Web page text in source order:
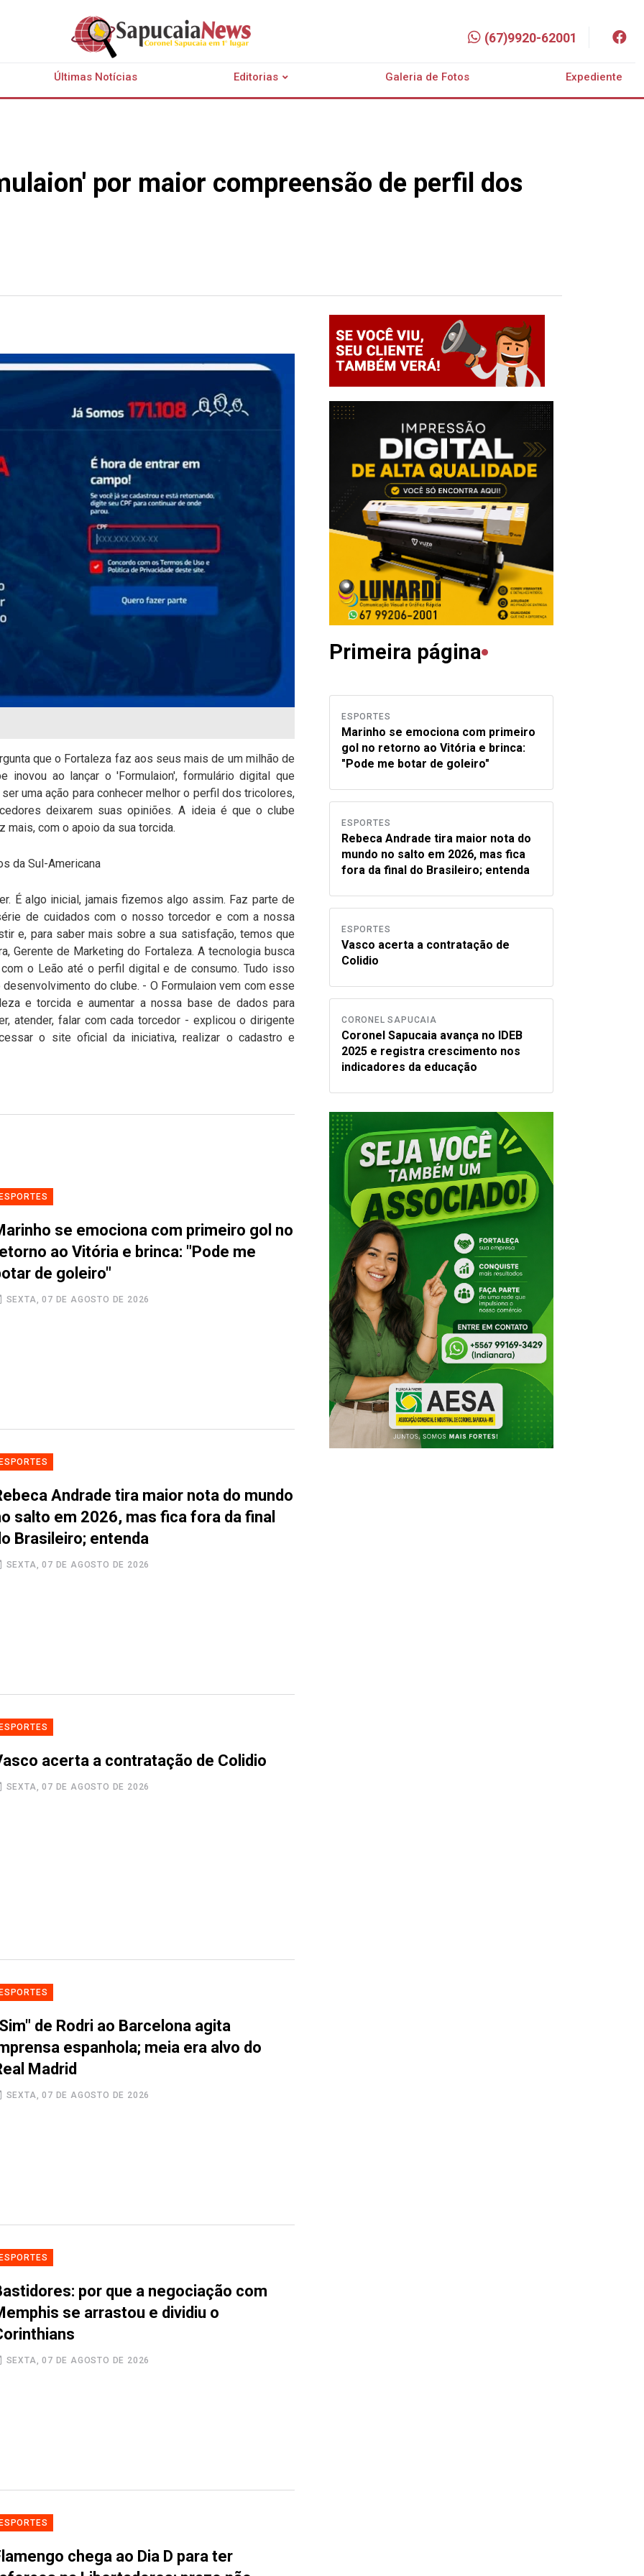
(67)9920-62001
Últimas Notícias Editorias Galeria de Fotos Expediente
por maior compreensão de perfil dos
que o Fortaleza faz aos seus mais de um milhão de
inovou ao lançar o 'Formulaion', formulário digital que
uma ação para conhecer melhor o perfil dos tricolores,
deixarem suas opiniões. A ideia é que o clube
mais, com o apoio da sua torcida.
da Sul-Americana
É algo inicial, jamais fizemos algo assim. Faz parte de
de cuidados com o nosso torcedor e com a nossa
e, para saber mais sobre a sua satisfação, temos que
Gerente de Marketing do Fortaleza. A tecnologia busca
o Leão até o perfil digital e de consumo. Tudo isso
do clube. - O Formulaion vem com esse
e torcida e aumentar a nossa base de dados para
atender, falar com cada torcedor - explicou o dirigente
o site oficial da iniciativa, realizar o cadastro e
se emociona com primeiro gol no
ao Vitória e brinca: "Pode me
de goleiro"
SEXTA, 07 DE AGOSTO DE 2026
Andrade tira maior nota do mundo
salto em 2026, mas fica fora da final
Brasileiro; entenda
SEXTA, 07 DE AGOSTO DE 2026
acerta a contratação de Colidio
SEXTA, 07 DE AGOSTO DE 2026
de Rodri ao Barcelona agita
espanhola; meia era alvo do
Madrid
SEXTA, 07 DE AGOSTO DE 2026
por que a negociação com
se arrastou e dividiu o
SEXTA, 07 DE AGOSTO DE 2026
chega ao Dia D para ter
Primeira página
ESPORTES
Marinho se emociona com primeiro
gol no retorno ao Vitória e brinca:
"Pode me botar de goleiro"
ESPORTES
Rebeca Andrade tira maior nota do
mundo no salto em 2026, mas fica
fora da final do Brasileiro; entenda
ESPORTES
Vasco acerta a contratação de
Colidio
CORONEL SAPUCAIA
Coronel Sapucaia avança no IDEB
2025 e registra crescimento nos
indicadores da educação